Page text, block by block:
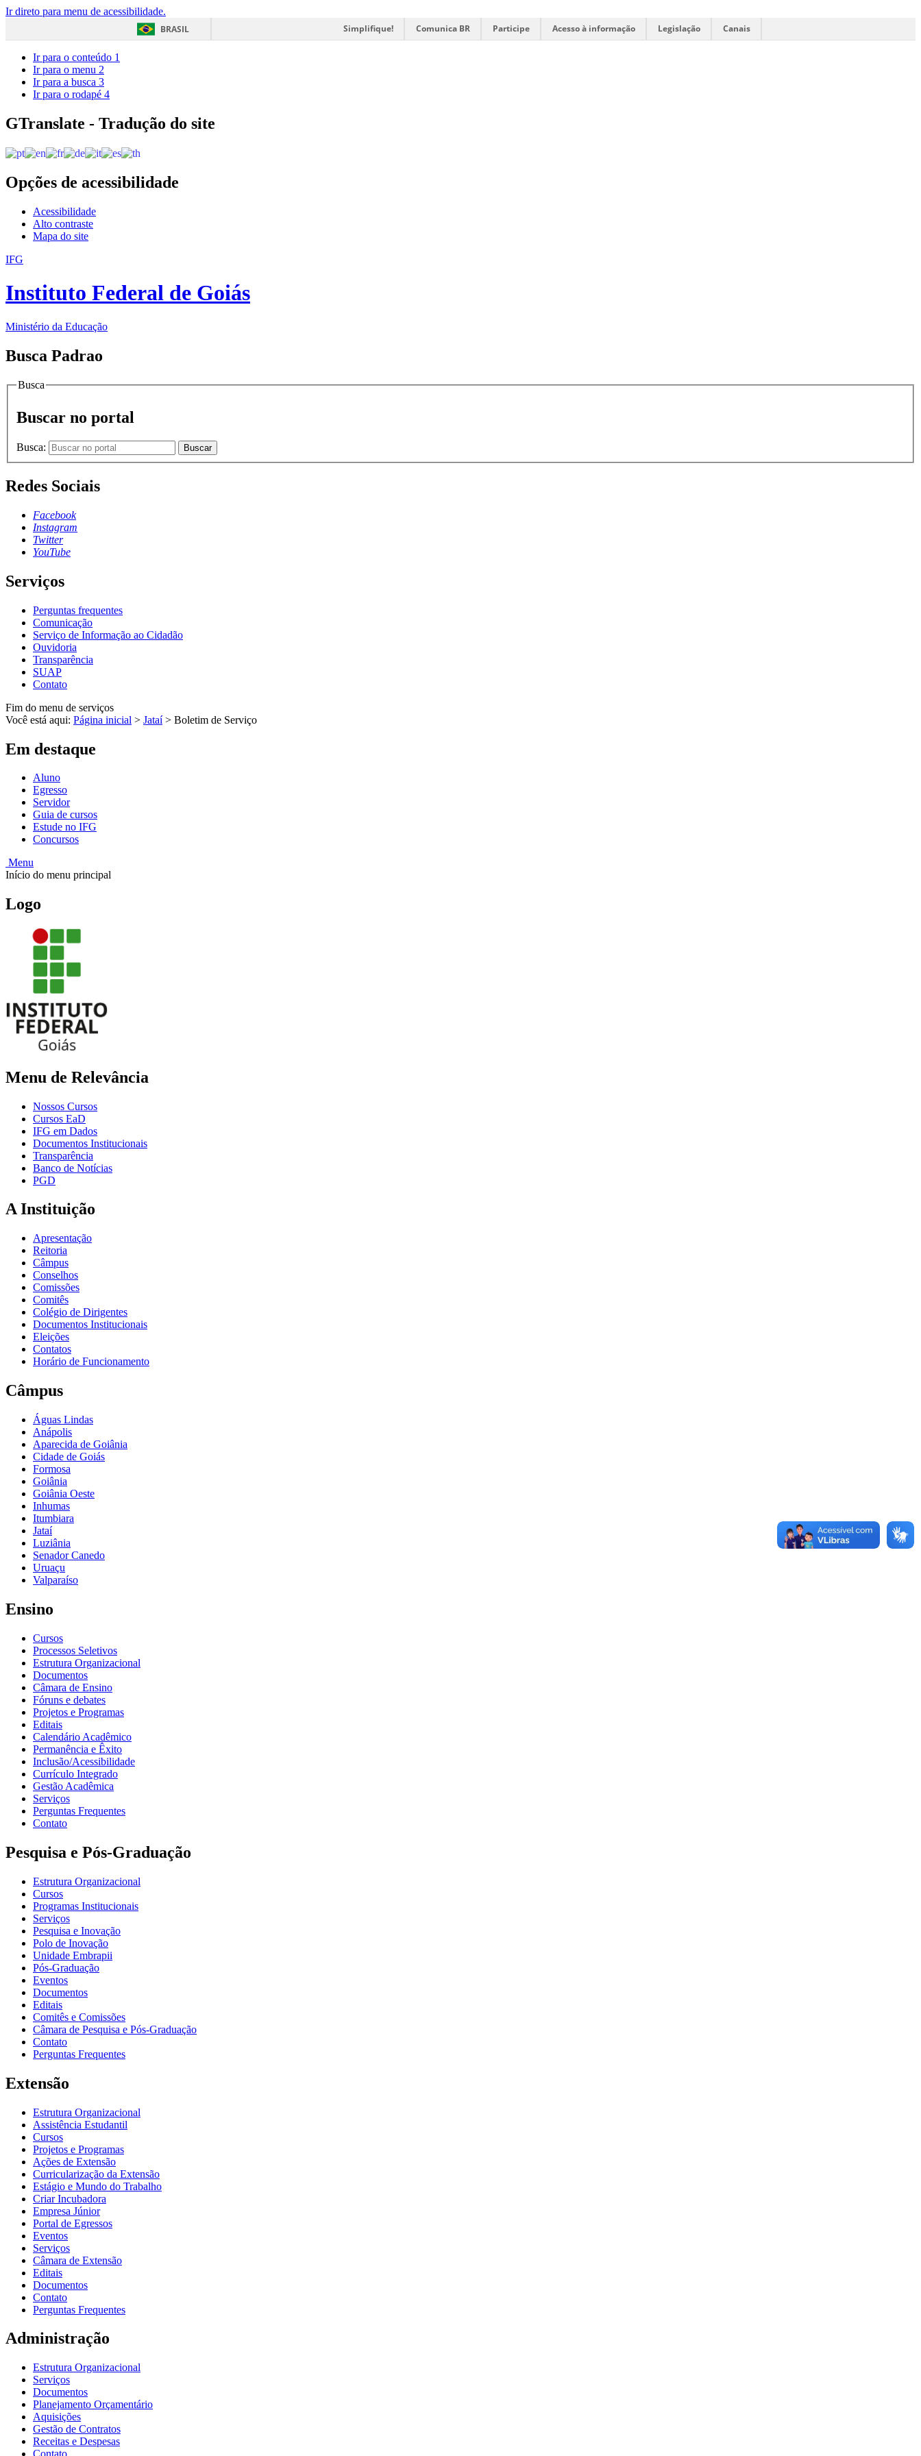
Ir direto para menu de acessibilidade.
BRASIL
Simplifique! Comunica BR Participe Acesso à informação Legislação Canais
Ir para o conteúdo 1
Ir para o menu 2
Ir para a busca 3
Ir para o rodapé 4
GTranslate - Tradução do site
Opções de acessibilidade
Acessibilidade
Alto contraste
Mapa do site
IFG
Instituto Federal de Goiás
Ministério da Educação
Busca Padrao
Busca
Buscar no portal
Busca: Buscar
Redes Sociais
Facebook
Instagram
Twitter
YouTube
Serviços
Perguntas frequentes
Comunicação
Serviço de Informação ao Cidadão
Ouvidoria
Transparência
SUAP
Contato
Fim do menu de serviços
Você está aqui: Página inicial > Jataí > Boletim de Serviço
Em destaque
Aluno
Egresso
Servidor
Guia de cursos
Estude no IFG
Concursos
Menu
Início do menu principal
Logo
Menu de Relevância
Nossos Cursos
Cursos EaD
IFG em Dados
Documentos Institucionais
Transparência
Banco de Notícias
PGD
A Instituição
Apresentação
Reitoria
Câmpus
Conselhos
Comissões
Comitês
Colégio de Dirigentes
Documentos Institucionais
Eleições
Contatos
Horário de Funcionamento
Câmpus
Águas Lindas
Anápolis
Aparecida de Goiânia
Cidade de Goiás
Formosa
Goiânia
Goiânia Oeste
Inhumas
Itumbiara
Jataí
Luziânia
Senador Canedo
Uruaçu
Valparaíso
Ensino
Cursos
Processos Seletivos
Estrutura Organizacional
Documentos
Câmara de Ensino
Fóruns e debates
Projetos e Programas
Editais
Calendário Acadêmico
Permanência e Êxito
Inclusão/Acessibilidade
Currículo Integrado
Gestão Acadêmica
Serviços
Perguntas Frequentes
Contato
Pesquisa e Pós-Graduação
Estrutura Organizacional
Cursos
Programas Institucionais
Serviços
Pesquisa e Inovação
Polo de Inovação
Unidade Embrapii
Pós-Graduação
Eventos
Documentos
Editais
Comitês e Comissões
Câmara de Pesquisa e Pós-Graduação
Contato
Perguntas Frequentes
Extensão
Estrutura Organizacional
Assistência Estudantil
Cursos
Projetos e Programas
Ações de Extensão
Curricularização da Extensão
Estágio e Mundo do Trabalho
Criar Incubadora
Empresa Júnior
Portal de Egressos
Eventos
Serviços
Câmara de Extensão
Editais
Documentos
Contato
Perguntas Frequentes
Administração
Estrutura Organizacional
Serviços
Documentos
Planejamento Orçamentário
Aquisições
Gestão de Contratos
Receitas e Despesas